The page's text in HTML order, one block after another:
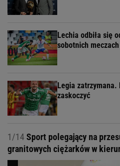
Lechia odbiła się
sobotnich meczach
Legia zatrzymana.
zaskoczyć
1/14Sport polegający na
granitowych ciężarków w